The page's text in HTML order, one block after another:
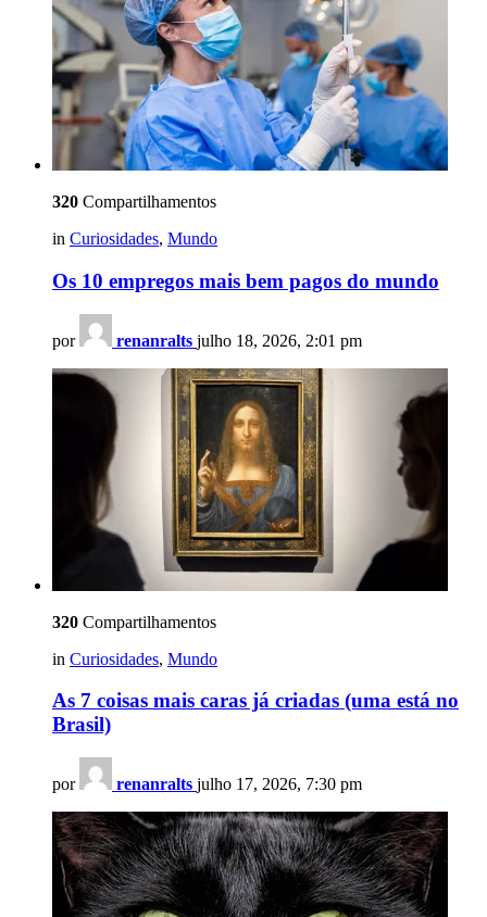
320 Compartilhamentos
in Curiosidades, Mundo
Os 10 empregos mais bem pagos do mundo
por renanralts julho 18, 2026, 2:01 pm
320 Compartilhamentos
in Curiosidades, Mundo
As 7 coisas mais caras já criadas (uma está no
Brasil)
por renanralts julho 17, 2026, 7:30 pm